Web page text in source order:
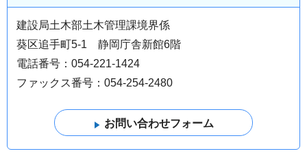
建設局土木部土木管理課境界係
葵区追手町5-1 静岡庁舎新館6階
電話番号：054-221-1424
ファックス番号：054-254-2480